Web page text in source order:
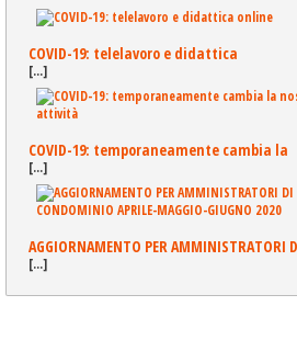
COVID-19: telelavoro e didattica
[...]
COVID-19: temporaneamente cambia la
[...]
AGGIORNAMENTO PER AMMINISTRATORI
[...]